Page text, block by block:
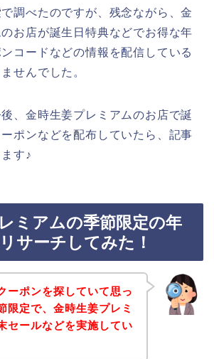
調べたのですが、残念ながら、金
お店が誕生日特典などでお得な年
コードなどの情報を配信している
せんでした。
、金時生姜プレミアムのお店で誕
ポンなどを配布していたら、記事
す♪
ミアムの季節限定の年
サーチしてみた！
ーポンを探していて思っ
限定で、金時生姜プレミ
セールなどを実施してい